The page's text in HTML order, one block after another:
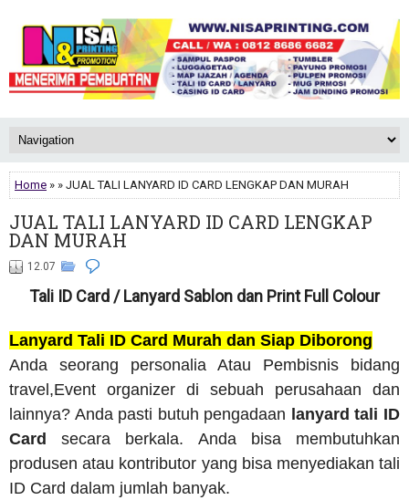
Home » » JUAL TALI LANYARD ID CARD LENGKAP DAN MURAH
JUAL TALI LANYARD ID CARD LENGKAP
DAN MURAH
12.07
Tali ID Card / Lanyard Sablon dan Print Full Colour
Lanyard Tali ID Card Murah dan Siap Diborong
Anda seorang personalia Atau Pembisnis bidang
travel,Event organizer di sebuah perusahaan dan
lainnya? Anda pasti butuh pengadaan lanyard tali ID
Cardsecara berkala. Anda bisa membutuhkan
produsen atau kontributor yang bisa menyediakan tali
ID Card dalam jumlah banyak.